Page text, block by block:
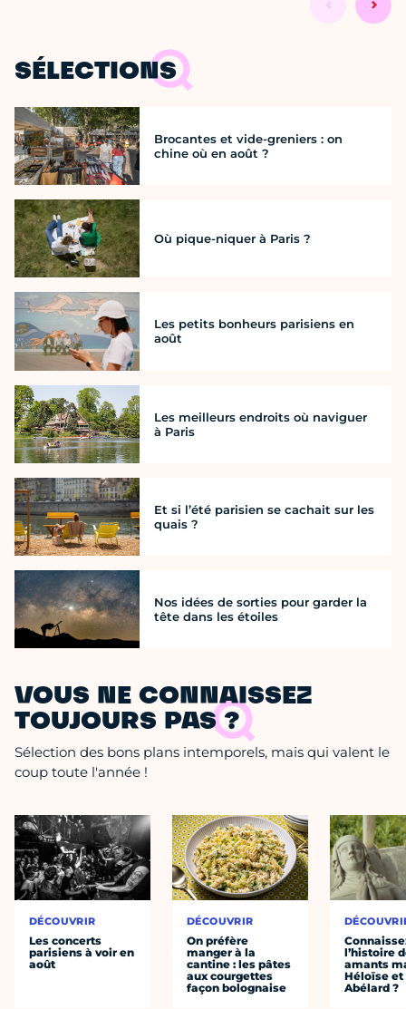
SÉLECTIONS
Brocantes et vide-greniers : on
chine où en août ?
Où pique-niquer à Paris ?
Les petits bonheurs parisiens en
août
Les meilleurs endroits où naviguer
à Paris
Et si l’été parisien se cachait sur les
quais ?
Nos idées de sorties pour garder la
tête dans les étoiles
VOUS NE CONNAISSEZ
TOUJOURS PAS ?
Sélection des bons plans intemporels, mais qui valent le
coup toute l'année !
DÉCOUVRIR
Les concerts
parisiens à voir en
août
DÉCOUVRIR
On préfère
manger à la
cantine : les pâtes
aux courgettes
façon bolognaise
l’histoire
amants
Héloïse et
Abélard ?